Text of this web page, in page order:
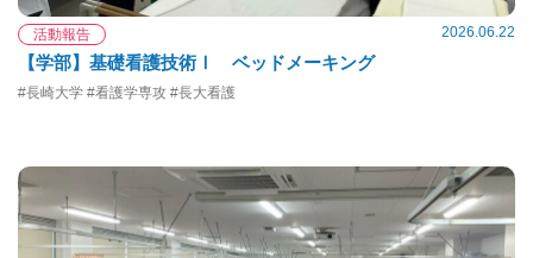
活動報告 2026.06.22
【学部】基礎看護技術Ⅰ ベッドメーキング
#長崎大学 #看護学専攻 #長大看護